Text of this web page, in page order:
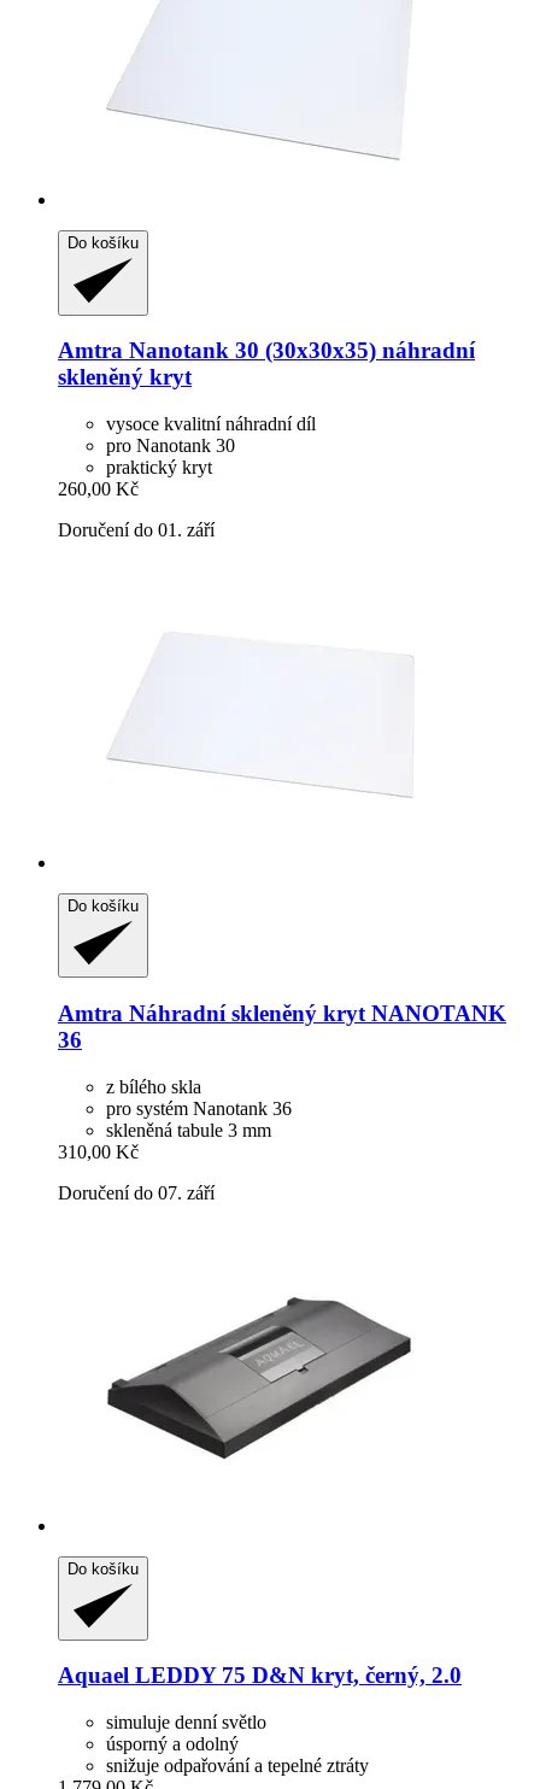
Do košíku
Amtra Nanotank 30 (30x30x35) náhradní
skleněný kryt
vysoce kvalitní náhradní díl
pro Nanotank 30
praktický kryt
260,00 Kč
Doručení do 01. září
Do košíku
Amtra Náhradní skleněný kryt NANOTANK
36
z bílého skla
pro systém Nanotank 36
skleněná tabule 3 mm
310,00 Kč
Doručení do 07. září
Do košíku
Aquael LEDDY 75 D&N kryt, černý, 2.0
simuluje denní světlo
úsporný a odolný
snižuje odpařování a tepelné ztráty